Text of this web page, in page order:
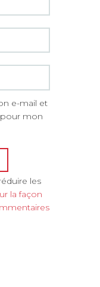
e-mail et
mon
les
la façon